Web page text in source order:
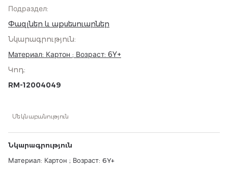
Подраздел:
Փազլներ և աքսեսուարներ
Նկարագրություն:
Материал: Картон ; Возраст: 6Y+
Կոդ:
RM-12004049
Մեկնաբանություն
Նկարագրություն
Материал: Картон ; Возраст: 6Y+